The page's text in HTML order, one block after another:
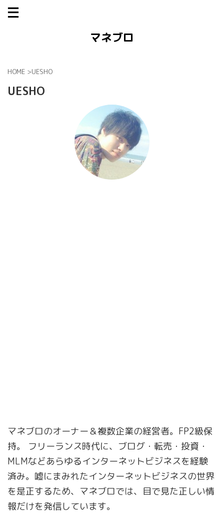
マネブロ
HOME >UESHO
UESHO
マネブロのオーナー＆複数企業の経営者。FP2級保
持。 フリーランス時代に、ブログ・転売・投資・
MLMなどあらゆるインターネットビジネスを経験
済み。嘘にまみれたインターネットビジネスの世界
を是正するため、マネブロでは、目で見た正しい情
報だけを発信しています。